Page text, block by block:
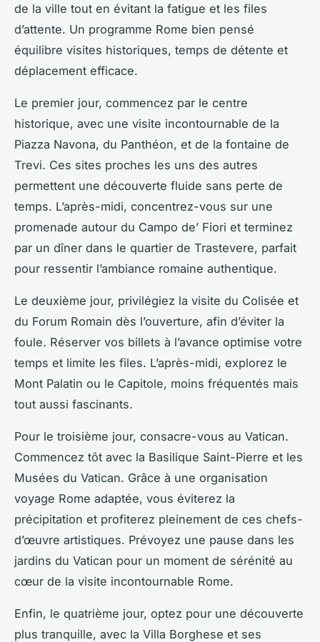
de la ville tout en évitant la fatigue et les files
d’attente. Un programme Rome bien pensé
équilibre visites historiques, temps de détente et
déplacement efficace.
Le premier jour, commencez par le centre
historique, avec une visite incontournable de la
Piazza Navona, du Panthéon, et de la fontaine de
Trevi. Ces sites proches les uns des autres
permettent une découverte fluide sans perte de
temps. L’après-midi, concentrez-vous sur une
promenade autour du Campo de’ Fiori et terminez
par un dîner dans le quartier de Trastevere, parfait
pour ressentir l’ambiance romaine authentique.
Le deuxième jour, privilégiez la visite du Colisée et
du Forum Romain dès l’ouverture, afin d’éviter la
foule. Réserver vos billets à l’avance optimise votre
temps et limite les files. L’après-midi, explorez le
Mont Palatin ou le Capitole, moins fréquentés mais
tout aussi fascinants.
Pour le troisième jour, consacre-vous au Vatican.
Commencez tôt avec la Basilique Saint-Pierre et les
Musées du Vatican. Grâce à une organisation
voyage Rome adaptée, vous éviterez la
précipitation et profiterez pleinement de ces chefs-
d’œuvre artistiques. Prévoyez une pause dans les
jardins du Vatican pour un moment de sérénité au
cœur de la visite incontournable Rome.
Enfin, le quatrième jour, optez pour une découverte
plus tranquille, avec la Villa Borghese et ses